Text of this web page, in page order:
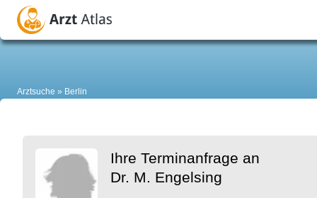
Arztsuche Berlin
Ihre Terminanfrage an
Dr. M. Engelsing